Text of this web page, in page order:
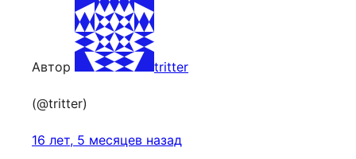
Автор tritter
(@tritter)
16 лет, 5 месяцев назад